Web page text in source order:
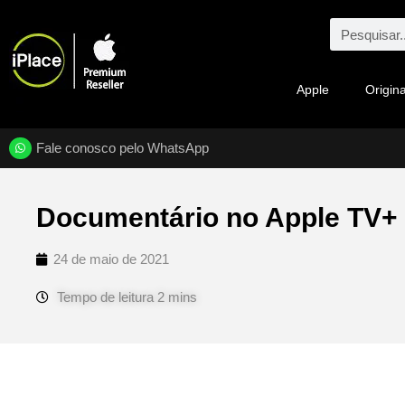
Apple
Fale conosco pelo WhatsApp
Documentário no Apple
24 de maio de 2021